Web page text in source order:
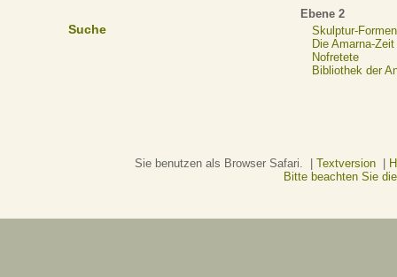
Suche
Ebene 2
Skulptur-Formen
Die Amarna-Zeit
Nofretete
Bibliothek der
Sie benutzen als Browser Safari. | Textversion|
Bitte beachten Sie